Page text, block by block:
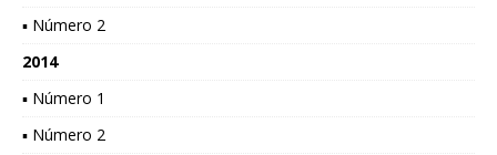
▪ Número 2
2014
▪ Número 1
▪ Número 2